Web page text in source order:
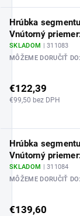
Hrúbka
Vnútorný
SKLADOM
| 311083
MÔŽEME DORUČIŤ DO:
€122,39
€99,50 bez DPH
Hrúbka
Vnútorný
SKLADOM
| 311084
MÔŽEME DORUČIŤ DO:
€139,60